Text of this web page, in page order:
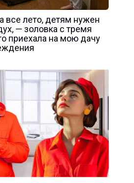
все лето, детям нужен
— золовка с тремя
приехала на мою дачу